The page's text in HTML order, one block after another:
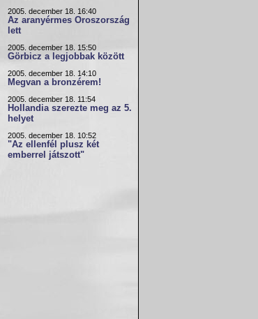
2005. december 18. 16:40
Az aranyérmes Oroszország
lett
2005. december 18. 15:50
Görbicz a legjobbak között
2005. december 18. 14:10
Megvan a bronzérem!
2005. december 18. 11:54
Hollandia szerezte meg az 5.
helyet
2005. december 18. 10:52
"Az ellenfél plusz két
emberrel játszott"